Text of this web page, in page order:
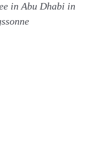
in Abu Dhabi in